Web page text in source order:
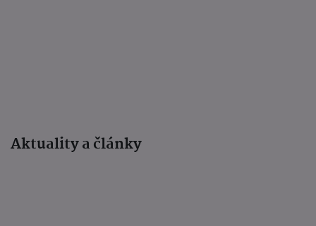
Aktuality a články